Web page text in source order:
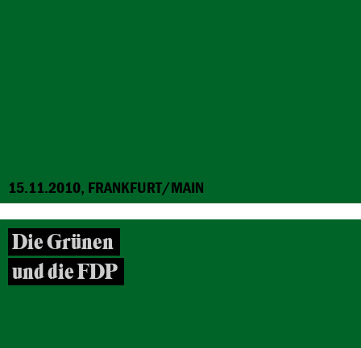
15.11.2010, FRANKFURT/MAIN
Die Grünen
und die FDP